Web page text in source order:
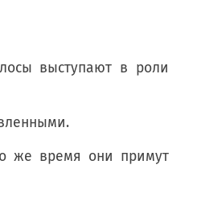
выступают в роли
же время они примут